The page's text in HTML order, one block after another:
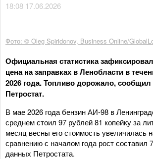
18:08 17.06.2026
Фото: © Oleg Spiridonov, Business Online/
Официальная статистика
цена на заправках в Ленобласти в
2026 года. Топливо дорожало,
Петростат.
В мае 2026 года бензин АИ-98 в
среднем стоил 97 рублей 81 копейку за
месяц весны его стоимость увеличилась
сравнению с началом года рост составил
данных Петростата.